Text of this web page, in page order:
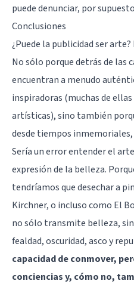
puede denunciar, por
Conclusiones
¿Puede la publicidad ser
No sólo porque detrás de las
encuentran a menudo
inspiradoras (muchas de
artísticas), sino también
desde tiempos
Sería un error entender el
expresión de la belleza.
tendríamos que desechar a
Kirchner, o incluso como El
no sólo transmite belleza,
fealdad, oscuridad, asco y
capacidad de conmover,
conciencias y, cómo no,